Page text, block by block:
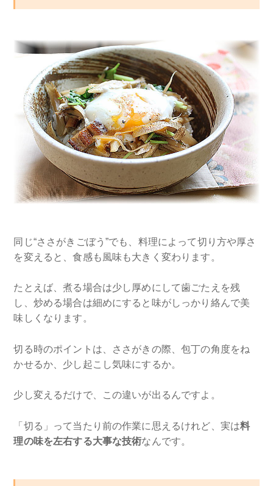
同じ“ささがきごぼう”でも、料理によって切り方や厚さ
を変えると、食感も風味も大きく変わります。
たとえば、煮る場合は少し厚めにして歯ごたえを残
し、炒める場合は細めにすると味がしっかり絡んで美
味しくなります。
切る時のポイントは、ささがきの際、包丁の角度をね
かせるか、少し起こし気味にするか。
少し変えるだけで、この違いが出るんですよ。
「切る」って当たり前の作業に思えるけれど、実は料
理の味を左右する大事な技術なんです。